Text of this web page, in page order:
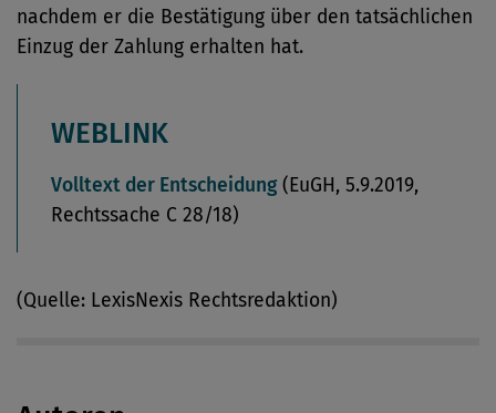
nachdem er die Bestätigung über den tatsächlichen
Einzug der Zahlung erhalten hat.
WEBLINK
Volltext der Entscheidung(EuGH, 5.9.2019,
Rechtssache C 28/18)
(Quelle: LexisNexis Rechtsredaktion)